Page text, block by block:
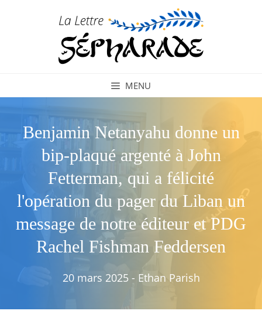
MENU
Benjamin Netanyahu donne un
bip-plaqué argenté à John
Fetterman, qui a félicité
l'opération du pager du Liban un
message de notre éditeur et PDG
Rachel Fishman Feddersen
20 mars 2025 - Ethan Parish